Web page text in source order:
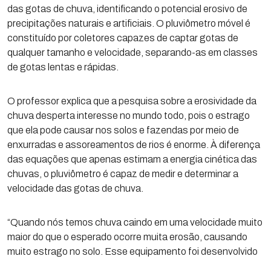
das gotas de chuva, identificando o potencial erosivo de
precipitações naturais e artificiais. O pluviômetro móvel é
constituído por coletores capazes de captar gotas de
qualquer tamanho e velocidade, separando-as em classes
de gotas lentas e rápidas.
O professor explica que a pesquisa sobre a erosividade da
chuva desperta interesse no mundo todo, pois o estrago
que ela pode causar nos solos e fazendas por meio de
enxurradas e assoreamentos de rios é enorme. À diferença
das equações que apenas estimam a energia cinética das
chuvas, o pluviômetro é capaz de medir e determinar a
velocidade das gotas de chuva.
“Quando nós temos chuva caindo em uma velocidade muito
maior do que o esperado ocorre muita erosão, causando
muito estrago no solo. Esse equipamento foi desenvolvido